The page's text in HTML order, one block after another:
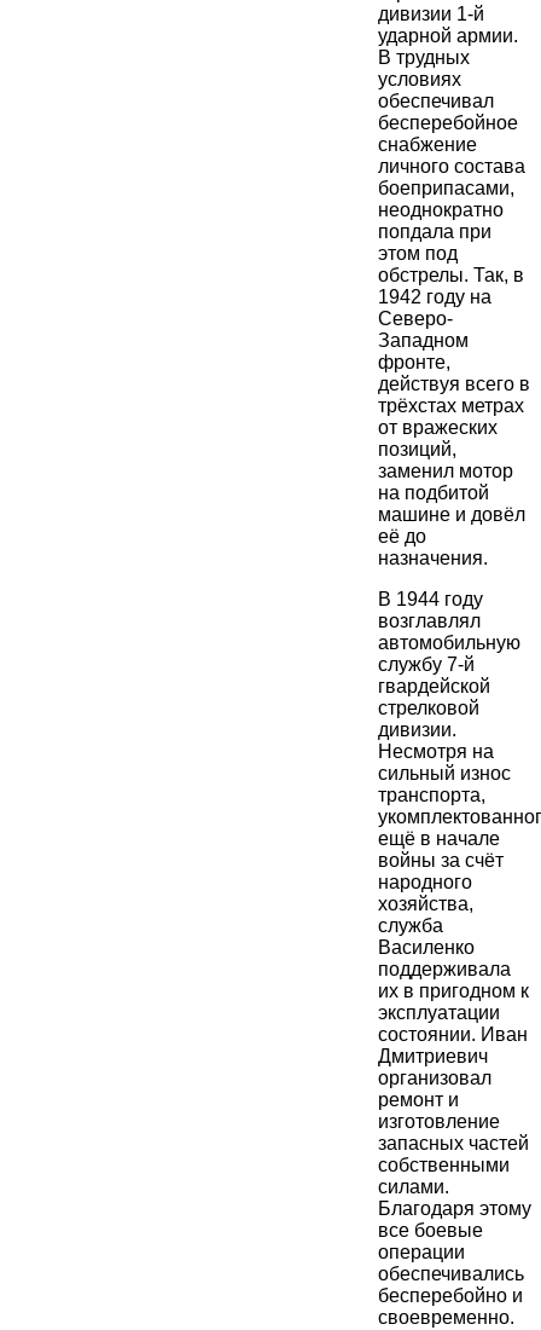
дивизии 1-й
ударной армии.
В трудных
условиях
обеспечивал
бесперебойное
снабжение
личного состава
боеприпасами,
неоднократно
попдала при
этом под
обстрелы. Так, в
1942 году на
Северо-
Западном
фронте,
действуя всего в
трёхстах метрах
от вражеских
позиций,
заменил мотор
на подбитой
машине и довёл
её до
назначения.
В 1944 году
возглавлял
автомобильную
службу 7-й
гвардейской
стрелковой
дивизии.
Несмотря на
сильный износ
транспорта,
ещё в начале
войны за счёт
народного
хозяйства,
служба
Василенко
поддерживала
их в пригодном к
эксплуатации
состоянии. Иван
Дмитриевич
организовал
ремонт и
изготовление
запасных частей
собственными
силами.
Благодаря этому
все боевые
операции
обеспечивались
бесперебойно и
своевременно.